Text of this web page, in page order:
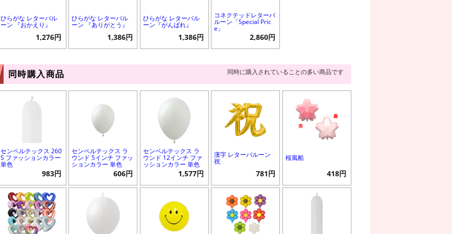
ひらがな レターバル
ーン 『おかえり』
1,276円
ひらがな レターバル
ーン 『ありがとう』
1,386円
ひらがな レターバル
ーン『がんばれ』
1,386円
コネクテッドレターバ
ルーン「Special Pric
e」
2,860円
同時購入商品 同時に購入されていることの多い商品です
センペルテックス 260
S ファッションカラー
単色
983円
センペルテックス ラ
ウンド 5インチ ファッ
ションカラー 単色
606円
センペルテックス ラ
ウンド 12インチ ファ
ッションカラー 単色
1,577円
漢字 レターバルーン
祝
781円
桜風船
418円